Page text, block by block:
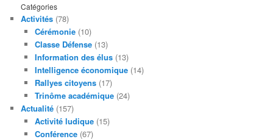
Catégories
Activités (78)
Cérémonie(10)
Classe Défense(13)
Information des élus(13)
Intelligence économique(14)
Rallyes citoyens(17)
Trinôme académique(24)
Actualité (157)
Activité ludique(15)
Conférence(67)